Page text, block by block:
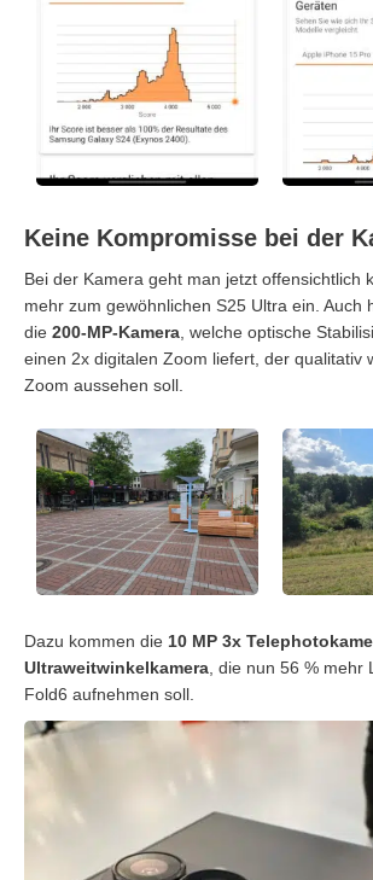
Keine Kompromisse bei der
Bei der Kamera geht man jetzt offensichtlich
mehr zum gewöhnlichen S25 Ultra ein. Auch
die 200-MP-Kamera , welche optische
einen 2x digitalen Zoom liefert, der qualitativ
Zoom aussehen soll.
Dazu kommen die 10 MP 3x
Ultraweitwinkelkamera , die nun 56 % mehr
Fold6 aufnehmen soll.